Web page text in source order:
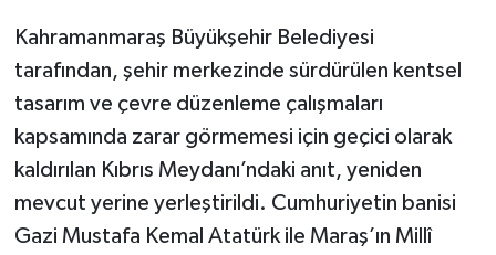
Kahramanmaraş Büyükşehir Belediyesi
tarafından, şehir merkezinde sürdürülen kentsel
tasarım ve çevre düzenleme çalışmaları
kapsamında zarar görmemesi için geçici olarak
kaldırılan Kıbrıs Meydanı’ndaki anıt, yeniden
mevcut yerine yerleştirildi. Cumhuriyetin banisi
Gazi Mustafa Kemal Atatürk ile Maraş’ın Millî